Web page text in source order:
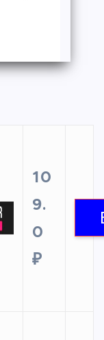
10
9.
0
₽